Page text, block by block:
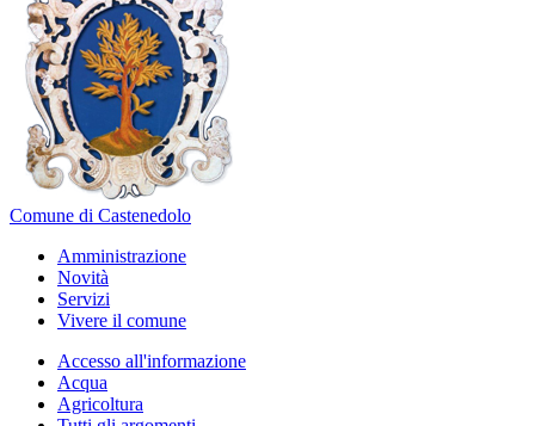
Comune di Castenedolo
Amministrazione
Novità
Servizi
Vivere il comune
Accesso all'informazione
Acqua
Agricoltura